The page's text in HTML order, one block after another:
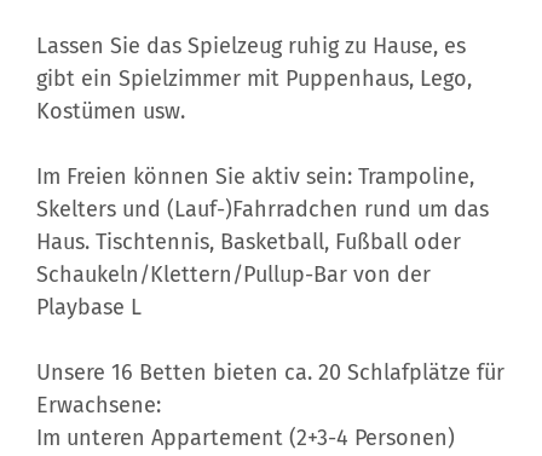
Lassen Sie das Spielzeug ruhig zu Hause, es
gibt ein Spielzimmer mit Puppenhaus, Lego,
Kostümen usw.
Im Freien können Sie aktiv sein: Trampoline,
Skelters und (Lauf-)Fahrradchen rund um das
Haus. Tischtennis, Basketball, Fußball oder
Schaukeln/Klettern/Pullup-Bar von der
Playbase L
Unsere 16 Betten bieten ca. 20 Schlafplätze für
Erwachsene:
Im unteren Appartement (2+3-4 Personen)